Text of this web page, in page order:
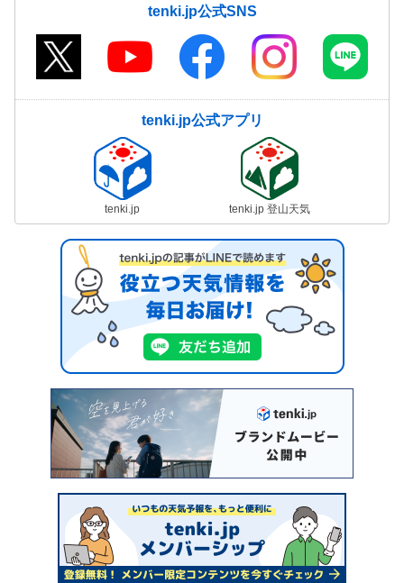
tenki.jp公式SNS
tenki.jp公式アプリ
tenki.jp tenki.jp 登山天気